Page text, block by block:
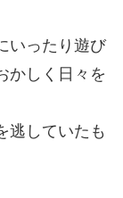
いったり遊び
かしく日々を
逃していたも